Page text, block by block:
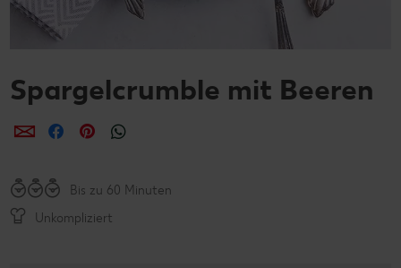
Spargelcrumble mit Beeren
per E-Mail teilen
per Facebook teilen
per Pinterest teilen
Bis zu 60 Minuten
Unkompliziert